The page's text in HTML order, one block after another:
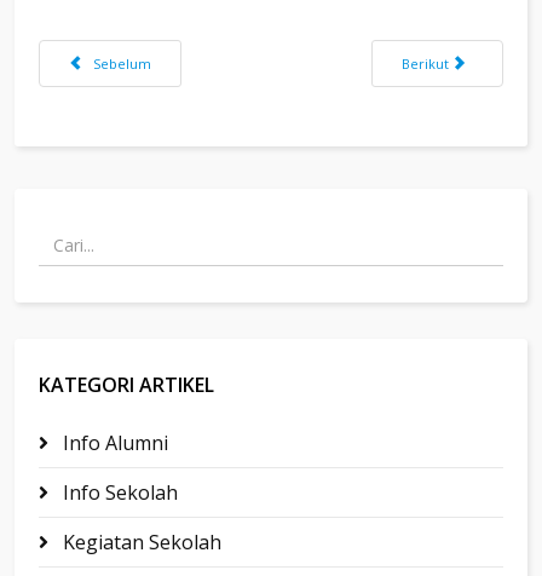
Previous article: KESBANGPOL
Sebelum Next article:
Berikut
KATEGORI ARTIKEL
Info Alumni
Info Sekolah
Kegiatan Sekolah